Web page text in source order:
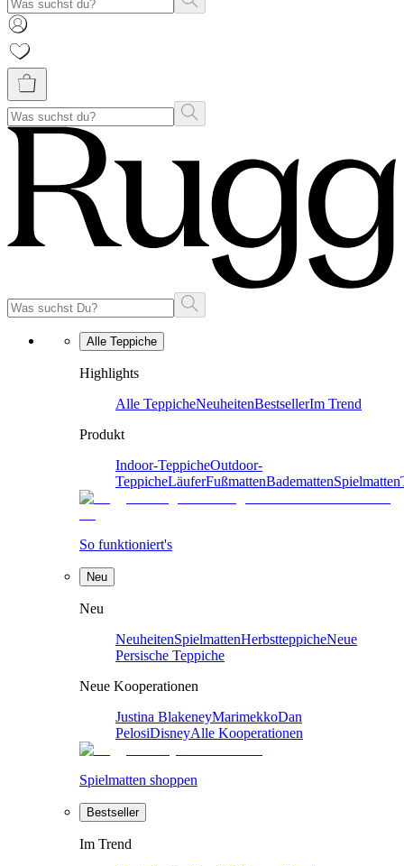
Alle Teppiche
Highlights
Alle TeppicheNeuheitenBestsellerIm Trend
Produkt
Indoor-TeppicheOutdoor-
TeppicheLäuferFußmattenBademattenSpielmatten
So funktioniert's
Neu
Neu
NeuheitenSpielmattenHerbstteppicheNeue
Persische Teppiche
Neue Kooperationen
Justina BlakeneyMarimekkoDan
PelosiDisneyAlle Kooperationen
Spielmatten shoppen
Bestseller
Im Trend